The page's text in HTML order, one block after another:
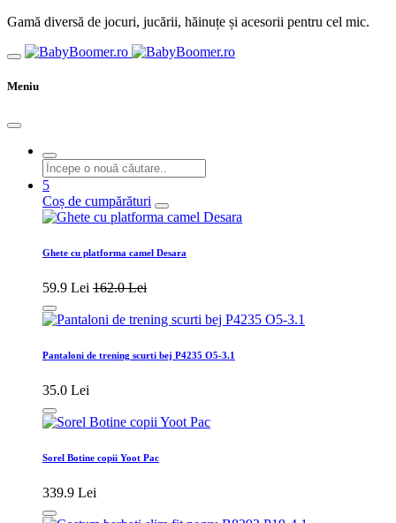
Gamă diversă de jocuri, jucării, hăinuțe și acesorii pentru cel mic.
Meniu
5
Coș de cumpărături
Ghete cu platforma camel Desara
59.9 Lei 162.0 Lei
Pantaloni de trening scurti bej P4235 O5-3.1
35.0 Lei
Sorel Botine copii Yoot Pac
339.9 Lei